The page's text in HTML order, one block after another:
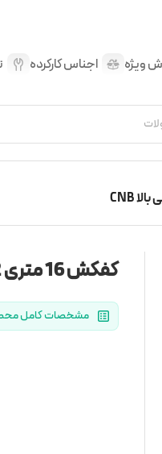
ویژه اجناس کارکرده
کفکش 16 متری 2 اینچ خروجی بالا CNB
مشخصات کامل